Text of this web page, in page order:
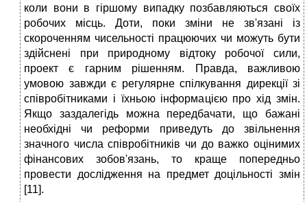
коли вони в гіршому випадку позбавляються своїх
робочих місць. Доти, поки зміни не зв'язані із
скороченням чисельності працюючих чи можуть бути
здійснені при природному відтоку робочої сили,
проект є гарним рішенням. Правда, важливою
умовою завжди є регулярне спілкування дирекції зі
співробітниками і їхньою інформацією про хід змін.
Якщо заздалегідь можна передбачати, що бажані
необхідні чи реформи приведуть до звільнення
значного числа співробітників чи до важко оцінимих
фінансових зобов'язань, то краще попередньо
провести дослідження на предмет доцільності змін
[11].